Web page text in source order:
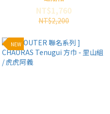
NT$1,760
NT$2,200
NEW